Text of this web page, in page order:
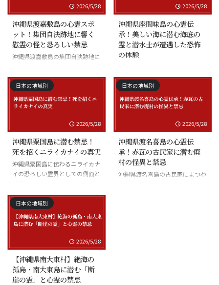
2026/5/28
沖縄県渡嘉敷島の心霊スポ
ット！集団自決跡地に響く
慰霊の怪と恐ろしい禁忌
沖縄県渡嘉敷島の集団自決跡地に
2026/5/28
沖縄県座間味島の心霊伝
承！美しい海に潜む海底の
霊と潜水士が遭遇した恐怖
の体験
士の怪談
日本の地域別
2026/5/28
沖縄県粟国島に潜む禁忌！
死を招くニライカナイの真実
沖縄県粟国島に伝わるニライカナ
イの恐ろしい霊界としての側面と
日本の地域別
2026/5/28
沖縄県渡名喜島の心霊伝
承！赤瓦の古民家に潜む廃
村の怪異と禁忌
沖縄県渡名喜島の古民家にまつわ
日本の地域別
2026/5/28
【沖縄県南大東村】絶海の
孤島・南大東島に潜む「断
崖の霊」と心霊の禁忌